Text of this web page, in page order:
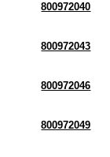
800972040
800972043
800972046
800972049